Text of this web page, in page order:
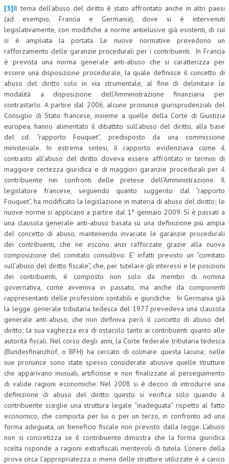
[3]Il tema dell’abuso del diritto è stato affrontato anche in altri paesi
(ad esempio, Francia e Germania), dove si è intervenuti
legislativamente, con modifiche a norme antielusive già esistenti, di cui
si è ampliata la portata. Le nuove normative prevedono un
rafforzamento delle garanzie procedurali per i contribuenti. In Francia
è prevista una norma generale anti-abuso che si caratterizza per
essere una disposizione procedurale, la quale definisce il concetto di
abuso del diritto solo in via strumentale, al fine di delimitare le
modalità a disposizione dell’Amministrazione finanziaria per
contrastarlo. A partire dal 2006, alcune pronunce giurisprudenziali del
Consiglio di Stato francese, insieme a quelle della Corte di Giustizia
europea, hanno alimentato il dibattito sull’abuso del diritto, alla base
del cd. “rapporto Fouquet”, predisposto da una commissione
ministeriale. In estrema sintesi, il rapporto evidenziava come il
contrasto all’abuso del diritto doveva essere affrontato in termini di
maggiore certezza giuridica e di maggiori garanzie procedurali per il
contribuente nei confronti delle pretese dell’Amministrazione. Il
legislatore francese, seguendo quanto suggerito dal “rapporto
Fouquet”, ha modificato la legislazione in materia di abuso del diritto; le
nuove norme si applicano a partire dal 1° gennaio 2009. Si è passati a
una clausola generale anti-abuso basata su una definizione più ampia
del concetto di abuso, mantenendo invariate le garanzie procedurali
dei contribuenti, che ne escono anzi rafforzate grazie alla nuova
composizione del comitato consultivo. E’ infatti previsto un “comitato
sull’abuso del diritto fiscale”, che, per tutelare gli interessi e le posizioni
dei contribuenti, è composto non solo da membri di nomina
governativa, come avveniva in passato, ma anche da componenti
rappresentanti delle professioni contabili e giuridiche. In Germania già
la legge generale tributaria tedesca del 1977 prevedeva una clausola
generale anti-abuso, che non definiva però il concetto di abuso del
diritto; la sua vaghezza era di ostacolo tanto ai contribuenti quanto alle
autorità fiscali. Nel corso degli anni, la Corte federale tributaria tedesca
(Bundesfinanzhof, o BFH) ha cercato di colmare questa lacuna; nelle
sue pronunce sono state spesso considerate abusive quelle strutture
che apparivano inusuali, artificiose e non finalizzate al perseguimento
di valide ragioni economiche. Nel 2008 si è deciso di introdurre una
definizione di abuso del diritto: questo si verifica solo quando il
contribuente sceglie una struttura legale “inadeguata” rispetto al fatto
economico, che comporta per lui o per un terzo, in confronto ad una
forma adeguata, un beneficio fiscale non previsto dalla legge. L’abuso
non si concretizza se il contribuente dimostra che la forma giuridica
scelta risponde a ragioni extrafiscali meritevoli di tutela. L’onere della
prova circa l’appropriatezza o meno delle strutture utilizzate è a carico